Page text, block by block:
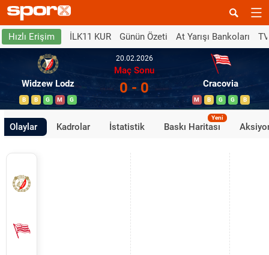
Hızlı Erişim İLK11 KUR Günün Özeti At Yarışı Bankoları
Widzew Lodz
B B G M G
20.02.2026
Maç Sonu
0 - 0 Cracovia
M B G G B
Olaylar Kadrolar İstatistik Baskı Haritası
Yeni